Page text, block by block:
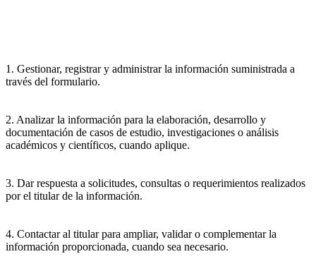
1. Gestionar, registrar y administrar la información suministrada a
través del formulario.
2. Analizar la información para la elaboración, desarrollo y
documentación de casos de estudio, investigaciones o análisis
académicos y científicos, cuando aplique.
3. Dar respuesta a solicitudes, consultas o requerimientos realizados
por el titular de la información.
4. Contactar al titular para ampliar, validar o complementar la
información proporcionada, cuando sea necesario.